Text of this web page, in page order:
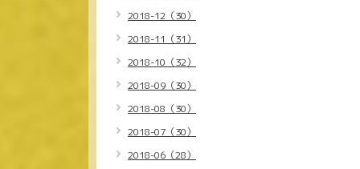
2018-12（30）
2018-11（31）
2018-10（32）
2018-09（30）
2018-08（30）
2018-07（30）
2018-06（28）